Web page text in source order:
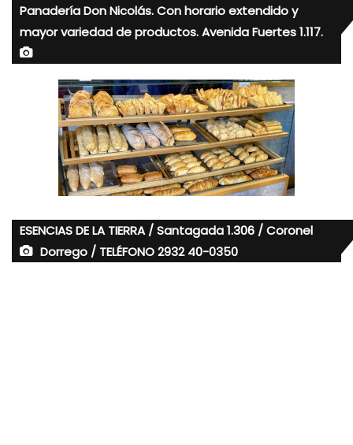
Panadería Don Nicolás. Con horario extendido y
mayor variedad de productos. Avenida Fuertes 1.117.
ESENCIAS DE LA TIERRA / Santagada 1.306 / Coronel
Dorrego / TELÉFONO 2932 40-0350